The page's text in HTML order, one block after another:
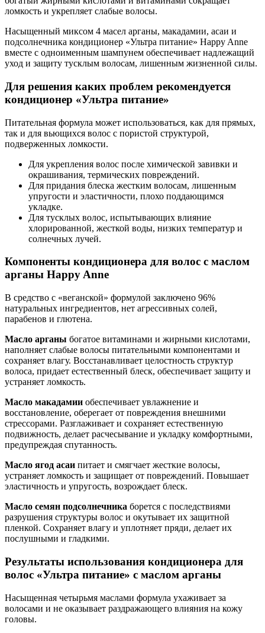
ломкость и укрепляет слабые волосы.
Насыщенный миксом 4 масел арганы, макадамии, асаи и
подсолнечника кондиционер «Ультра питание» Happy Anne
вместе с одноименным шампунем обеспечивает надлежащий
уход и защиту тусклым волосам, лишенным жизненной силы.
Для решения каких проблем рекомендуется
кондиционер «Ультра питание»
Питательная формула может использоваться, как для прямых,
так и для вьющихся волос с пористой структурой,
подверженных ломкости.
Для укрепления волос после химической завивки и
окрашивания, термических повреждений.
Для придания блеска жестким волосам, лишенным
упругости и эластичности, плохо поддающимся
укладке.
Для тусклых волос, испытывающих влияние
хлорированной, жесткой воды, низких температур и
солнечных лучей.
Компоненты кондиционера для волос с маслом
арганы Happy Anne
В средство с «веганской» формулой заключено 96%
натуральных ингредиентов, нет агрессивных солей,
парабенов и глютена.
Масло арганы богатое витаминами и жирными кислотами,
наполняет слабые волосы питательными компонентами и
сохраняет влагу. Восстанавливает целостность структур
волоса, придает естественный блеск, обеспечивает защиту и
устраняет ломкость.
Масло макадамии обеспечивает увлажнение и
восстановление, оберегает от повреждения внешними
стрессорами. Разглаживает и сохраняет естественную
подвижность, делает расчесывание и укладку комфортными,
предупреждая спутанность.
Масло ягод асаи питает и смягчает жесткие волосы,
устраняет ломкость и защищает от повреждений. Повышает
эластичность и упругость, возрождает блеск.
Масло семян подсолнечника борется с последствиями
разрушения структуры волос и окутывает их защитной
пленкой. Сохраняет влагу и уплотняет пряди, делает их
послушными и гладкими.
Результаты использования кондиционера для
волос «Ультра питание» с маслом арганы
Насыщенная четырьмя маслами формула ухаживает за
волосами и не оказывает раздражающего влияния на кожу
головы.